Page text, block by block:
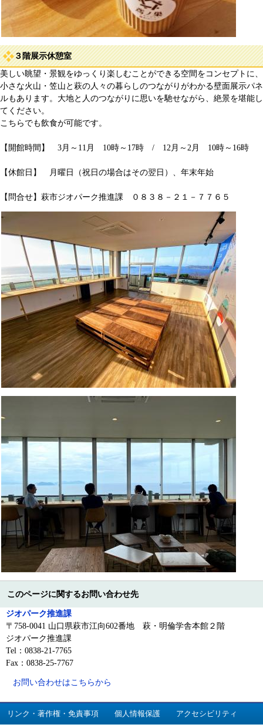
３階展示休憩室
美しい眺望・景観をゆっくり楽しむことができる空間をコンセプトに、
小さな火山・笠山と萩の人々の暮らしのつながりがわかる壁面展示パネ
ルもあります。大地と人のつながりに思いを馳せながら、絶景を堪能し
てください。
こちらでも飲食が可能です。
【開館時間】 3月～11月 10時～17時 / 12月～2月 10時～16時
【休館日】 月曜日（祝日の場合はその翌日）、年末年始
【問合せ】萩市ジオパーク推進課 ０８３８－２１－７７６５
このページに関するお問い合わせ先
ジオパーク推進課
〒758-0041 山口県萩市江向602番地 萩・明倫学舎本館２階
ジオパーク推進課
Tel：0838-21-7765
Fax：0838-25-7767
お問い合わせはこちらから
リンク・著作権・免責事項 個人情報保護 アクセシビリティ